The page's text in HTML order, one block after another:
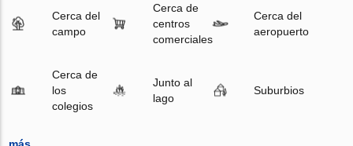
Cerca del
campo
Cerca de
centros
comerciales
Cerca del
aeropuerto
Cerca de
los
colegios
Junto al
lago
Suburbios
más